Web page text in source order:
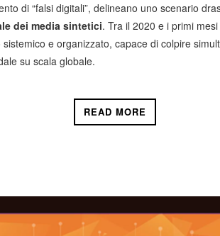
di “falsi digitali”, delineano uno scenario
dei media sintetici. Tra il 2020 e i primi
e organizzato, capace di colpire
su scala globale.
READ MORE